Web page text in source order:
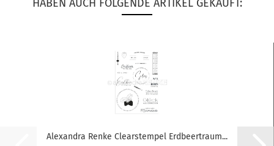
HABEN AUCH FOLGENDE ARTIKEL GEKAUFT:
Alexandra Renke Clearstempel Erdbeertraum...